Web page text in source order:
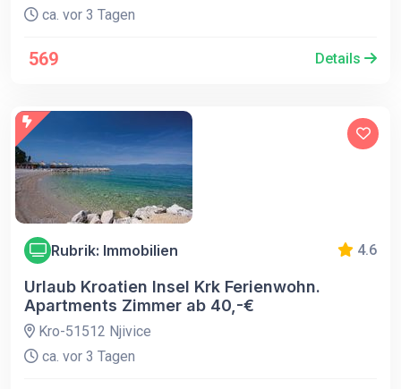
ca. vor 3 Tagen
569 Details
Rubrik: Immobilien 4.6
Urlaub Kroatien Insel Krk Ferienwohn.
Apartments Zimmer ab 40,-€
Kro-51512 Njivice
ca. vor 3 Tagen